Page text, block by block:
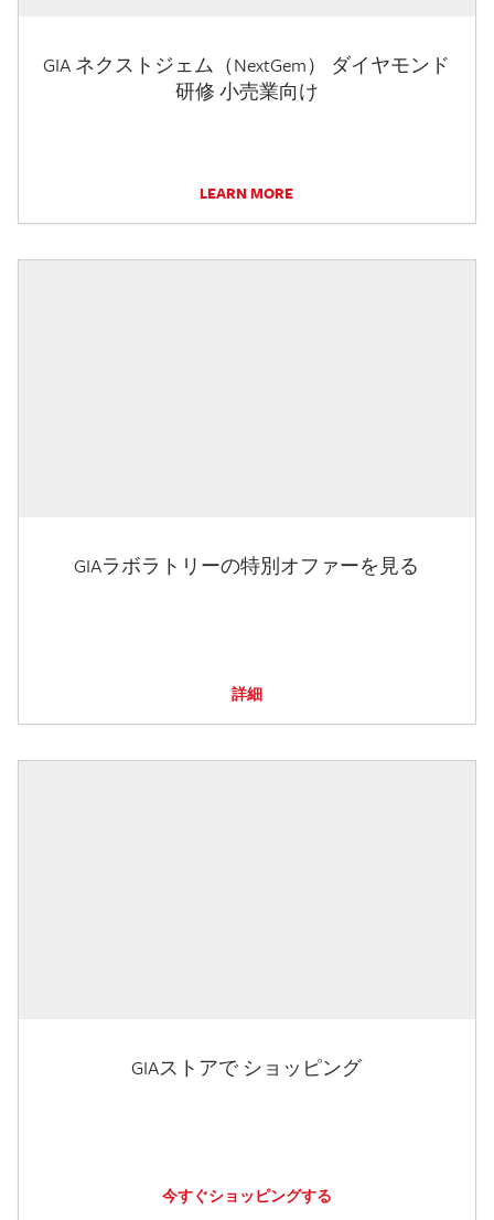
GIA ネクストジェム（NextGem） ダイヤモンド
研修 小売業向け
LEARN MORE
GIAラボラトリーの特別オファーを見る
詳細
GIAストアで ショッピング
今すぐショッピングする